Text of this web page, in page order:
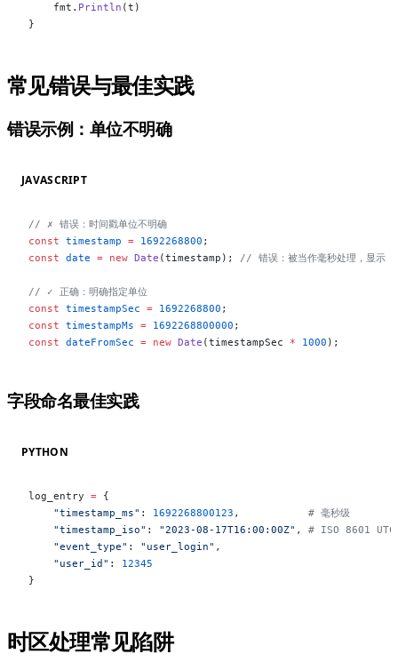
    fmt.
Println (t)
}
#
常见错误与最佳实践
#
错误示例：单位不明确
JAVASCRIPT
// ✗ 错误：时间戳单位不明确
const timestamp = 1692268800 ;
const date = new Date (timestamp); // 错误：被当作毫秒处理，显示
// ✓ 正确：明确指定单位
const timestampSec = 1692268800 ;
const timestampMs = 1692268800000 ;
const dateFromSec = new Date (timestampSec * 1000 );
#
字段命名最佳实践
PYTHON
log_entry = {
    "timestamp_ms"
: 1692268800123 , # 毫秒级
    "timestamp_iso"
: "2023-08-17T16:00:00Z" , # ISO 8601 UTC
    "event_type"
: "user_login" ,
    "user_id"
: 12345
}
#
时区处理常见陷阱